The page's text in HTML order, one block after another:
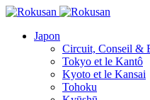
Japon
Circuit, Conseil &
Tokyo et le Kantô
Kyoto et le Kansai
Tohoku